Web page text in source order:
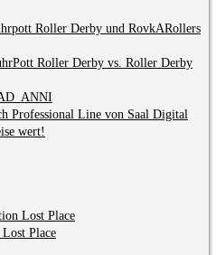
Roller Derby und RovkARollers
Roller Derby vs. Roller Derby
Professional Line von Saal Digital
wert!
Lost Place
Place